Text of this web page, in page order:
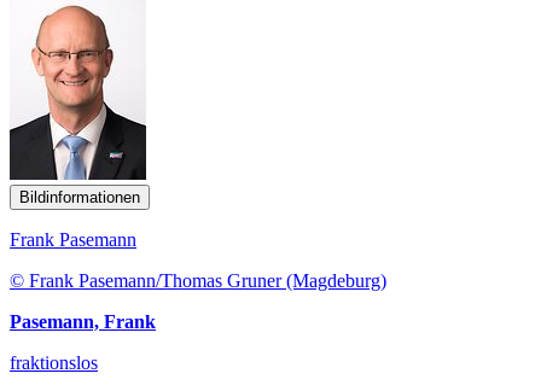
Bildinformationen
Frank Pasemann
© Frank Pasemann/Thomas Gruner (Magdeburg)
Pasemann, Frank
fraktionslos